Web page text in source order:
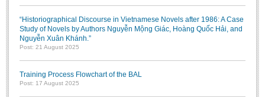
“Historiographical Discourse in Vietnamese Novels after 1986: A Case
Study of Novels by Authors Nguyễn Mộng Giác, Hoàng Quốc Hải, and
Nguyễn Xuân Khánh.”
Post: 21 August 2025
Training Process Flowchart of the BAL
Post: 17 August 2025